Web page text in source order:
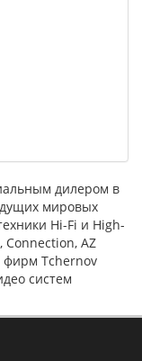
дилером в
мировых
Hi-Fi и High-
Connection, AZ
фирм Tchernov
систем